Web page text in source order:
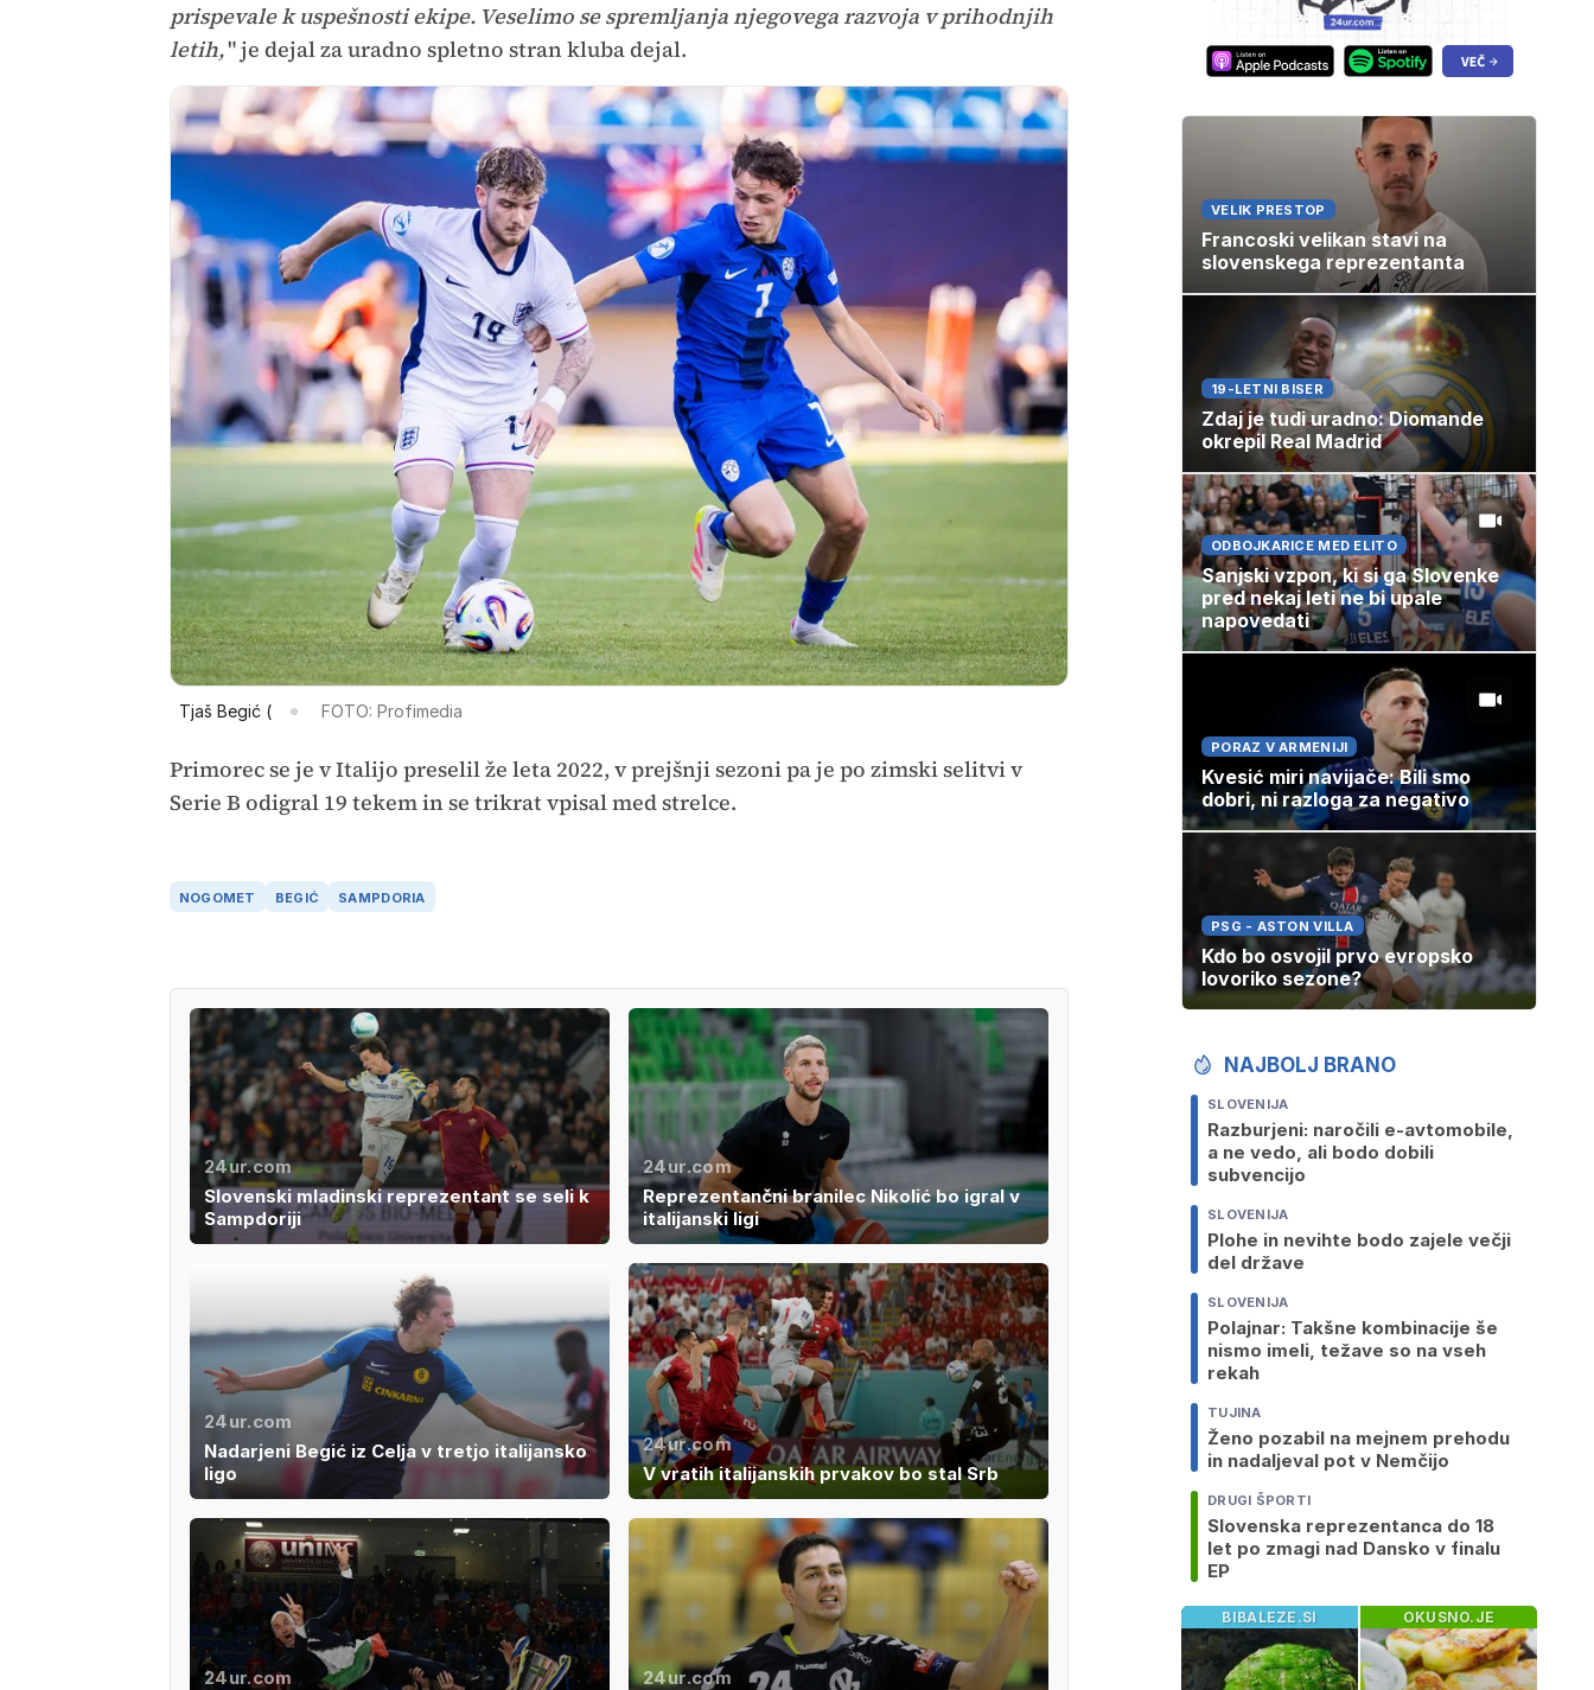
prispevale k uspešnosti ekipe. Veselimo se spremljanja njegovega razvoja v prihodnjih
letih," je dejal za uradno spletno stran kluba dejal.
Tjaš Begić ( FOTO: Profimedia
Primorec se je v Italijo preselil že leta 2022, v prejšnji sezoni pa je po zimski selitvi v
Serie B odigral 19 tekem in se trikrat vpisal med strelce.
NOGOMET BEGIĆ SAMPDORIA
24ur.com
Slovenski mladinski reprezentant se seli k
Sampdoriji
24ur.com
Reprezentančni branilec Nikolić bo igral v
italijanski ligi
24ur.com
Nadarjeni Begić iz Celja v tretjo italijansko
ligo
24ur.com
V vratih italijanskih prvakov bo stal Srb
24ur.com
24ur.com
VELIK PRESTOP
Francoski velikan stavi na
slovenskega reprezentanta
19-LETNI BISER
Zdaj je tudi uradno: Diomande
okrepil Real Madrid
ODBOJKARICE MED ELITO
Sanjski vzpon, ki si ga Slovenke
pred nekaj leti ne bi upale
napovedati
PORAZ V ARMENIJI
Kvesić miri navijače: Bili smo
dobri, ni razloga za negativo
PSG - ASTON VILLA
Kdo bo osvojil prvo evropsko
lovoriko sezone?
NAJBOLJ BRANO
SLOVENIJA
Razburjeni: naročili e-avtomobile,
a ne vedo, ali bodo dobili
subvencijo
SLOVENIJA
Plohe in nevihte bodo zajele večji
del države
SLOVENIJA
Polajnar: Takšne kombinacije še
nismo imeli, težave so na vseh
rekah
TUJINA
Ženo pozabil na mejnem prehodu
in nadaljeval pot v Nemčijo
DRUGI ŠPORTI
Slovenska reprezentanca do 18
let po zmagi nad Dansko v finalu
EP
BIBALEZE.SI OKUSNO.JE